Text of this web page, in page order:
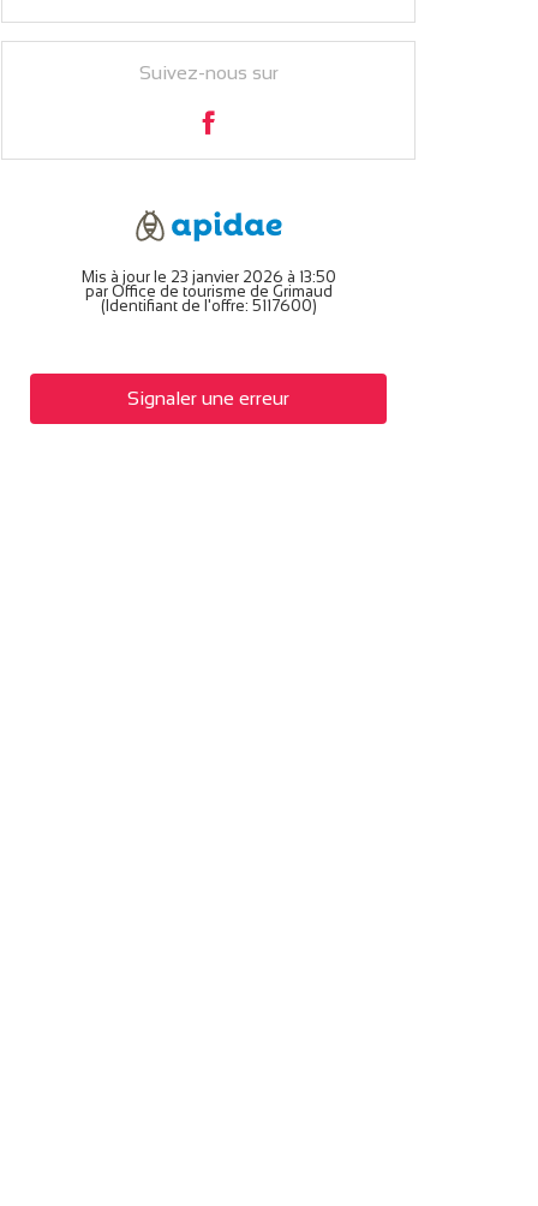
Suivez-nous sur
Mis à jour le 23 janvier 2026 à 13:50
par Office de tourisme de Grimaud
(Identifiant de l'offre: 5117600)
Signaler une erreur